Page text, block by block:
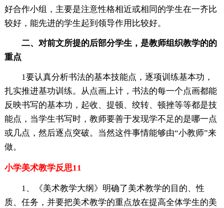
好合作小组，主要是注意性格相近或相同的学生在一齐比
较好，能先进的学生起到领导作用比较好。
二、对前文所提的后部分学生，是教师组织教学的的
重点
1要认真分析书法的基本技能点，逐项训练基本功，
扎实推进基功训练。从点画上计，书法的每一个点画都能
反映书写的基本功，起收、提顿、绞转、顿挫等等都是技
能点，当学生书写时，教师要善于发现学不足的是哪一点
或几点，然后逐点突破。当然这件事情能够由“小教师”来
做。
小学美术教学反思11
1、《美术教学大纲》明确了美术教学的目的、性
质、任务，并要把美术教学的重点放在提高全体学生的美